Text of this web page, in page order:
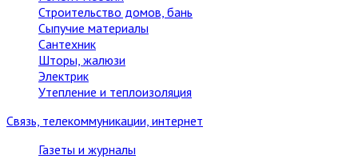
Строительство домов, бань
Сыпучие материалы
Сантехник
Шторы, жалюзи
Электрик
Утепление и теплоизоляция
Связь, телекоммуникации, интернет
Газеты и журналы